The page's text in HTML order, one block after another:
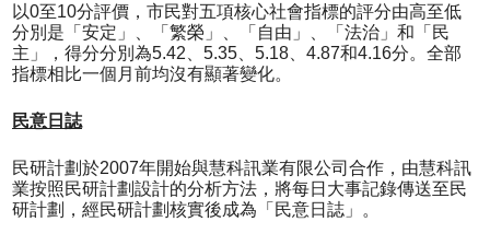
以0至10分評價，市民對五項核心社會指標的評分由高至低
分別是「安定」、「繁榮」、「自由」、「法治」和「民
主」，得分分別為5.42、5.35、5.18、4.87和4.16分。全部
指標相比一個月前均沒有顯著變化。
民意日誌
民研計劃於2007年開始與慧科訊業有限公司合作，由慧科訊
業按照民研計劃設計的分析方法，將每日大事記錄傳送至民
研計劃，經民研計劃核實後成為「民意日誌」。